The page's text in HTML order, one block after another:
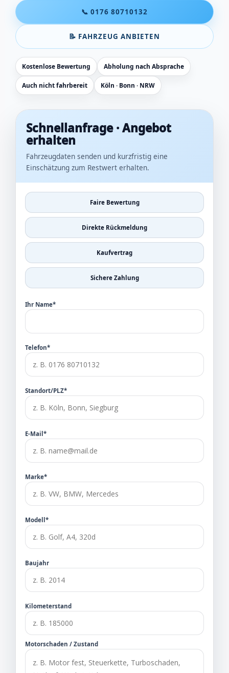
📞 0176 80710132
📝 FAHRZEUG ANBIETEN
Kostenlose Bewertung Abholung nach Absprache
Auch nicht fahrbereit Köln · Bonn · NRW
Schnellanfrage · Angebot
erhalten
Fahrzeugdaten senden und kurzfristig eine
Einschätzung zum Restwert erhalten.
Faire Bewertung
Direkte Rückmeldung
Kaufvertrag
Sichere Zahlung
Ihr Name*
Telefon*
Standort/PLZ*
E-Mail*
Marke*
Modell*
Baujahr
Kilometerstand
Motorschaden / Zustand